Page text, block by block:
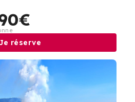
réserve